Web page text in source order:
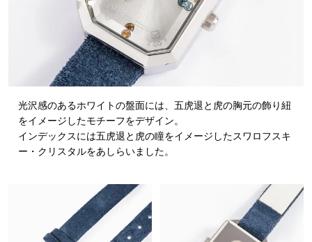
光沢感のあるホワイトの盤面には、五虎退と虎の胸元の飾り紐
をイメージしたモチーフをデザイン。
インデックスには五虎退と虎の瞳をイメージしたスワロフスキ
ー・クリスタルをあしらいました。